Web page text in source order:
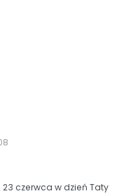
czerwca w dzień Taty